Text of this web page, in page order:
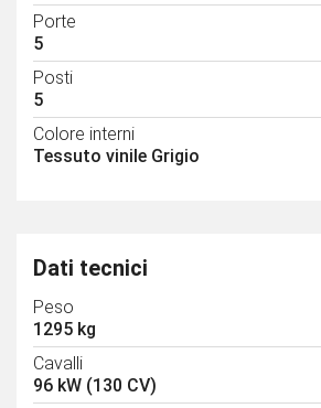
Porte
5
Posti
5
Colore interni
Tessuto vinile Grigio
Dati tecnici
Peso
1295 kg
Cavalli
96 kW (130 CV)